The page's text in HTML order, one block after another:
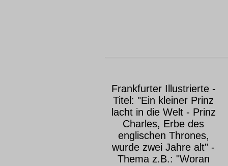
Frankfurter Illustrierte -
Titel: "Ein kleiner Prinz
lacht in die Welt - Prinz
Charles, Erbe des
englischen Thrones,
wurde zwei Jahre alt" -
Thema z.B.: "Woran